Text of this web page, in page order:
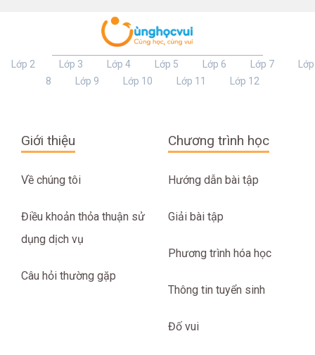
Lớp 2 Lớp 3 Lớp 4 Lớp 5 Lớp 6 Lớp 7
Lớp
8
Lớp 9 Lớp 10 Lớp 11 Lớp 12
Giới thiệu
Về chúng tôi
Điều khoản thỏa thuận sử
dụng dịch vụ
Câu hỏi thường gặp
Chương trình học
Hướng dẫn bài tập
Giải bài tập
Phương trình hóa học
Thông tin tuyển sinh
Đố vui